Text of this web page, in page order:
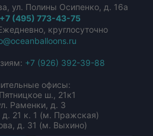
, ул. Полины Осипенко, д. 16а
+7 (495) 773-43-75
круглосуточно
+7 (926) 392-39-88
офисы:
ш., 21к1
Раменки, д. 3
21 к. 1 (м. Пражская)
д. 31 (м. Выхино)